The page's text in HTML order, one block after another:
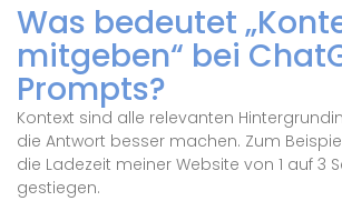
Was bedeutet
mitgeben“ bei
Prompts?
Kontext sind alle relevanten
die Antwort besser machen. Zum
die Ladezeit meiner Website von 1 auf 3
gestiegen.